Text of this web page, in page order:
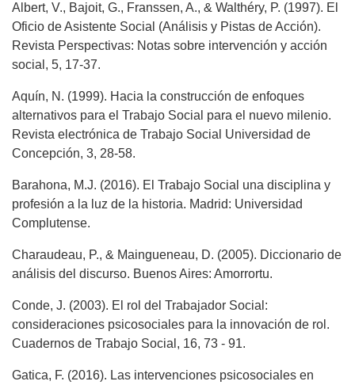
Albert, V., Bajoit, G., Franssen, A., & Walthéry, P. (1997). El
Oficio de Asistente Social (Análisis y Pistas de Acción).
Revista Perspectivas: Notas sobre intervención y acción
social, 5, 17-37.
Aquín, N. (1999). Hacia la construcción de enfoques
alternativos para el Trabajo Social para el nuevo milenio.
Revista electrónica de Trabajo Social Universidad de
Concepción, 3, 28-58.
Barahona, M.J. (2016). El Trabajo Social una disciplina y
profesión a la luz de la historia. Madrid: Universidad
Complutense.
Charaudeau, P., & Maingueneau, D. (2005). Diccionario de
análisis del discurso. Buenos Aires: Amorrortu.
Conde, J. (2003). El rol del Trabajador Social:
consideraciones psicosociales para la innovación de rol.
Cuadernos de Trabajo Social, 16, 73 - 91.
Gatica, F. (2016). Las intervenciones psicosociales en